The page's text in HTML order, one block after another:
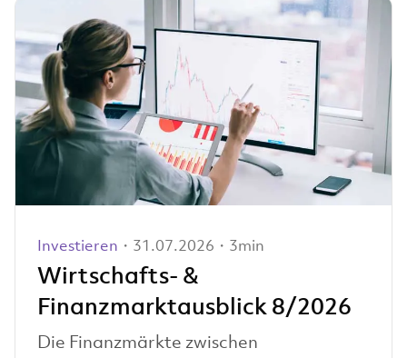
Investieren ・31.07.2026・3min
Wirtschafts- &
Finanzmarktausblick 8/2026
Die Finanzmärkte zwischen